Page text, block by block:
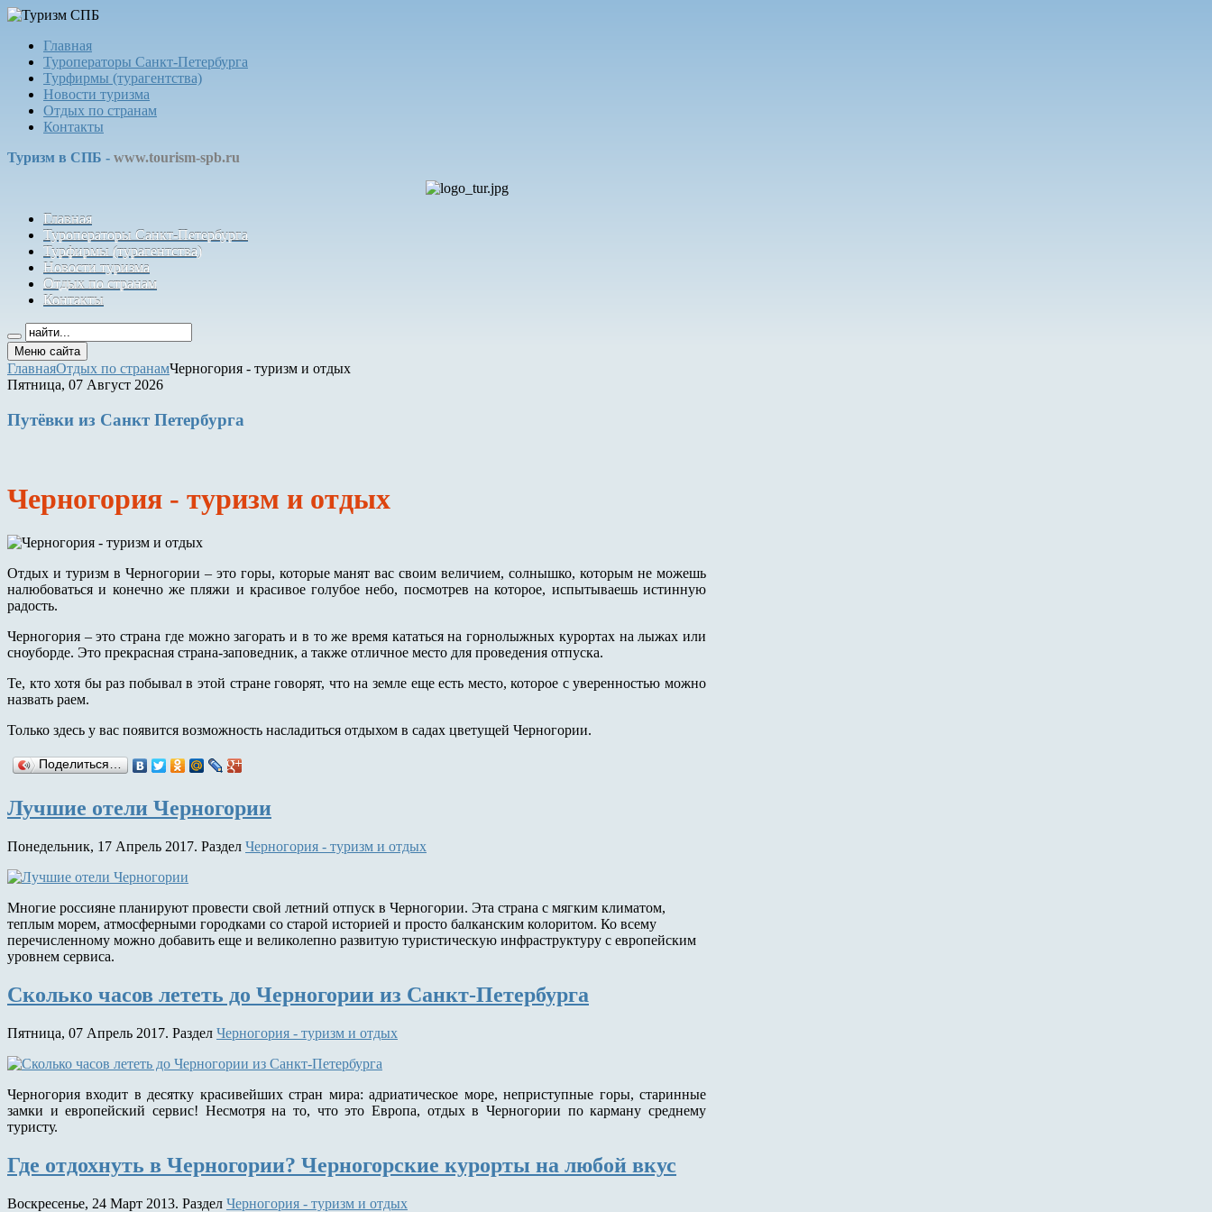
Главная
Туроператоры Санкт-Петербурга
Турфирмы (турагентства)
Новости туризма
Отдых по странам
Контакты
Туризм в СПБ - www.tourism-spb.ru
Главная
Туроператоры Санкт-Петербурга
Турфирмы (турагентства)
Новости туризма
Отдых по странам
Контакты
Меню сайта
ГлавнаяОтдых по странамЧерногория - туризм и отдых
Пятница, 07 Август 2026
Путёвки из Санкт Петербурга
Черногория - туризм и отдых
Отдых и туризм в Черногории – это горы, которые манят вас своим величием, солнышко, которым не можешь
налюбоваться и конечно же пляжи и красивое голубое небо, посмотрев на которое, испытываешь истинную
радость.
Черногория – это страна где можно загорать и в то же время кататься на горнолыжных курортах на лыжах или
сноуборде. Это прекрасная страна-заповедник, а также отличное место для проведения отпуска.
Те, кто хотя бы раз побывал в этой стране говорят, что на земле еще есть место, которое с уверенностью можно
назвать раем.
Только здесь у вас появится возможность насладиться отдыхом в садах цветущей Черногории.
Поделиться…
Лучшие отели Черногории
Понедельник, 17 Апрель 2017. Раздел Черногория - туризм и отдых
Многие россияне планируют провести свой летний отпуск в Черногории. Эта страна с мягким климатом,
теплым морем, атмосферными городками со старой историей и просто балканским колоритом. Ко всему
перечисленному можно добавить еще и великолепно развитую туристическую инфраструктуру с европейским
уровнем сервиса.
Сколько часов лететь до Черногории из Санкт-Петербурга
Пятница, 07 Апрель 2017. Раздел Черногория - туризм и отдых
Черногория входит в десятку красивейших стран мира: адриатическое море, неприступные горы, старинные
замки и европейский сервис! Несмотря на то, что это Европа, отдых в Черногории по карману среднему
туристу.
Где отдохнуть в Черногории? Черногорские курорты на любой вкус
Воскресенье, 24 Март 2013. Раздел Черногория - туризм и отдых